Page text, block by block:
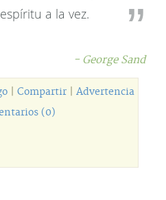
a la vez.
- George Sand
| Compartir| Advertencia
(0)